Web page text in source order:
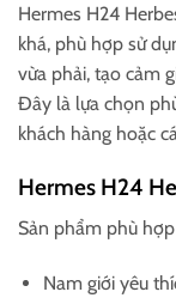
Hermes H24
khá, phù hợp sử
vừa phải, tạo cảm
Đây là lựa chọn
khách hàng hoặc
Hermes H24
Sản phẩm phù
Nam giới yêu